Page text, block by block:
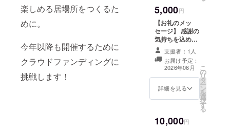
楽しめる居場所をつくるた
めに。
今年以降も開催するために
クラウドファンディングに
挑戦します！
5,000円
【お礼のメッ
セージ】 感謝の
気持ちを込め
て、お礼のメッ
セージをお送り
します。 このリ
ターンは500
円、1,000円、
3,000円のリター
支援者：1人
お届け予定：
2026年06月
詳細を見る
こ
の
リ
タ
ー
ン
を
選
択
す
る
10,000円